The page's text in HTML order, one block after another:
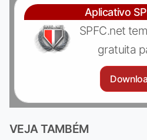
Aplicativo
SPFC.net
gratuita
VEJA TAMBÉM